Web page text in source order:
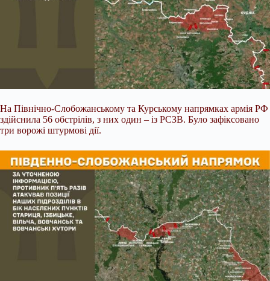
На Північно-Слобожанському та Курському напрямках армія РФ
здійснила 56 обстрілів, з них один – із РСЗВ. Було зафіксовано
три ворожі штурмові дії.